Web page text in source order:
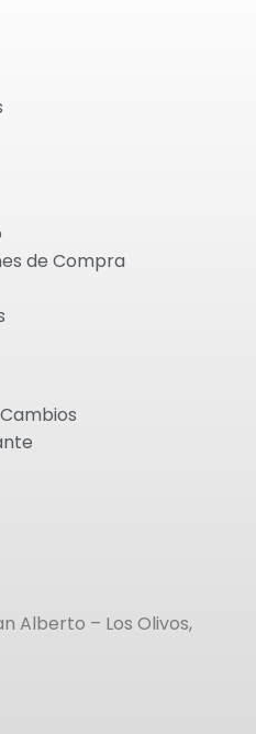
de Compra
Alberto – Los Olivos,